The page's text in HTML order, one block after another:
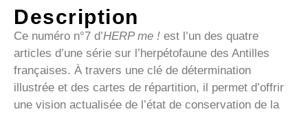
Description
Ce numéro n°7 d’HERP me ! est l’un des quatre
articles d’une série sur l’herpétofaune des Antilles
françaises. À travers une clé de détermination
illustrée et des cartes de répartition, il permet d’offrir
une vision actualisée de l’état de conservation de la